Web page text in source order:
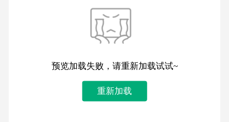
预览加载失败，请重新加载试试~
重新加载